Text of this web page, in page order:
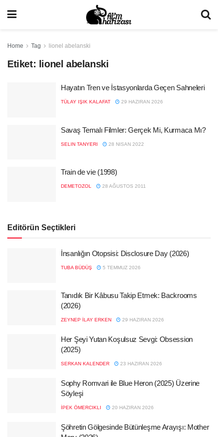
Home Tag lionel abelanski
Etiket: lionel abelanski
Hayatın Tren ve İstasyonlarda Geçen Sahneleri
TÜLAY IŞIK KALAFAT 29 HAZIRAN 2026
Savaş Temalı Filmler: Gerçek Mi, Kurmaca Mı?
SELIN TANYERI 28 NISAN 2022
Train de vie (1998)
DEMETOZOL 28 AĞUSTOS 2011
Editörün Seçtikleri
İnsanlığın Otopsisi: Disclosure Day (2026)
TUBA BÜDÜŞ 5 TEMMUZ 2026
Tanıdık Bir Kâbusu Takip Etmek: Backrooms
(2026)
ZEYNEP İLAY ERKEN 29 HAZIRAN 2026
Her Şeyi Yutan Koşulsuz Sevgi: Obsession
(2025)
SERKAN KALENDER 23 HAZIRAN 2026
Sophy Romvari ile Blue Heron (2025) Üzerine
Söyleşi
İPEK ÖMERCIKLI 20 HAZIRAN 2026
Şöhretin Gölgesinde Bütünleşme Arayışı: Mother